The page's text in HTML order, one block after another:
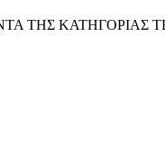
ΤΗΣ ΚΑΤΗΓΟΡΙΑΣ